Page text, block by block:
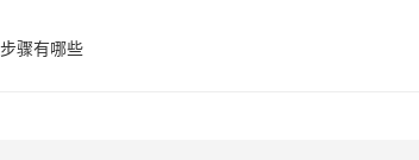
骤有哪些